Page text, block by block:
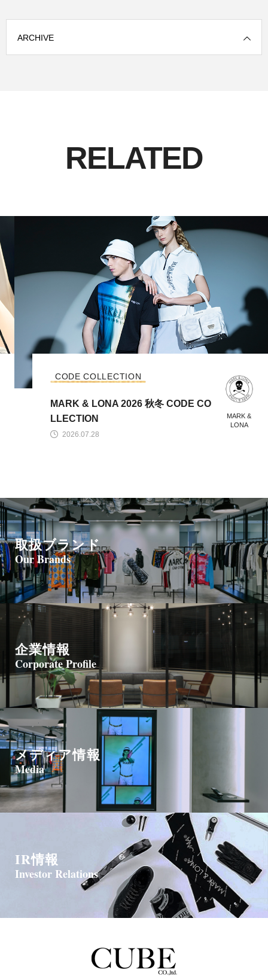
ARCHIVE
RELATED
MARK &
LONA
2026.07.28
CODE COLLECTION
MARK & LONA 2026 秋冬 CODE CO
LLECTION
取扱ブランド
Our Brands
企業情報
Corporate Profile
メディア情報
Media
IR情報
Investor Relations